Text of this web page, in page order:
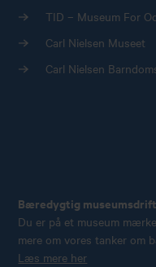
TID – Museum For
Carl Nielsen Museet
Carl Nielsen
Bæredygtig museumsdrift
Du er på et museum
mere om vores tanker om
Læs mere her